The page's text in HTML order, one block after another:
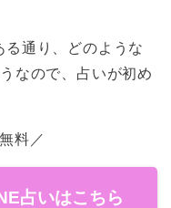
通り、どのような
なので、占いが初め
料／
占いはこちら